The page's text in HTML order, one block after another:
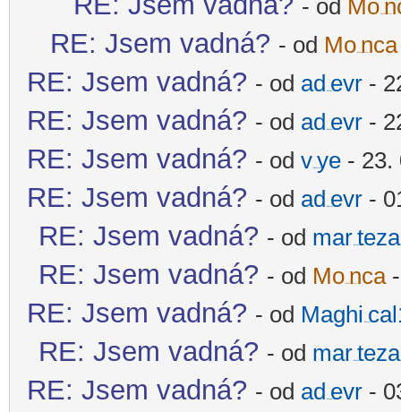
- od Mo -diskusni-forum-
RE: Jsem vadná? - od Mo -diskusni-forum-
nca
RE: Jsem vadná? - od ad -diskusni-forum-
evr -
RE: Jsem vadná? - od ad -diskusni-forum-
evr -
RE: Jsem vadná? - od v -diskusni-forum-
ye - 23.
RE: Jsem vadná? - od ad -diskusni-forum-
evr -
RE: Jsem vadná? - od mar -diskusni-forum-
teza
RE: Jsem vadná? - od Mo -diskusni-forum-
nca-
RE: Jsem vadná? - od Maghi -diskusni-forum-
RE: Jsem vadná? - od mar -diskusni-forum-
teza
RE: Jsem vadná? - od ad -diskusni-forum-
evr -